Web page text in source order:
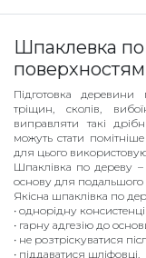
Шпаклевка
Підготовка
тріщин, сколів,
виправляти такі
можуть стати
для цього
Шпаклівка по дереву
основу для подальшого
Якісна шпаклівка по
• однорідну
• гарну адгезію до
• не розтріскуватися
• піддаватися шліфовці.